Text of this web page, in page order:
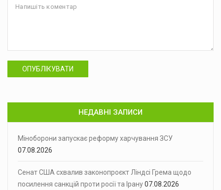
ОПУБЛІКУВАТИ
НЕДАВНІ ЗАПИСИ
Міноборони запускає реформу харчування ЗСУ
07.08.2026
Сенат США схвалив законопроєкт Ліндсі Грема щодо
посилення санкцій проти росії та Ірану07.08.2026